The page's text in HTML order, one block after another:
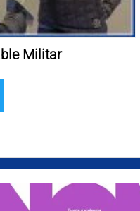
Militar